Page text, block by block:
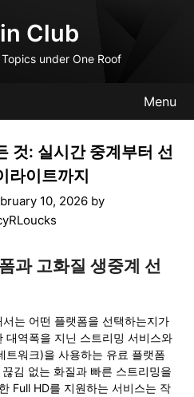
Club
under One Roof
Menu
것: 실시간 중계부터 선
라이트까지
10, 2026 by
과 고화질 생중계 선
는 어떤 플랫폼을 선택하는지가
대역폭을 지닌 스트리밍 서비스와
트워크)을 사용하는 유료 플랫폼
김 없는 화질과 빠른 스트리밍을
Full HD를 지원하는 서비스는 작